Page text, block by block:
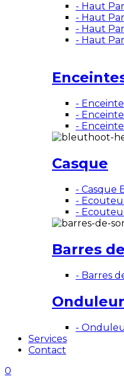
- Haut
- Haut
- Haut
- Haut
-
-
-
Casque
- Casque
-
-
Barres
- Barres
-
Services
Contact
0